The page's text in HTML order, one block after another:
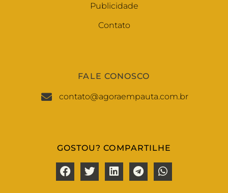
Publicidade
Contato
FALE CONOSCO
contato@agoraempauta.com.br
GOSTOU? COMPARTILHE